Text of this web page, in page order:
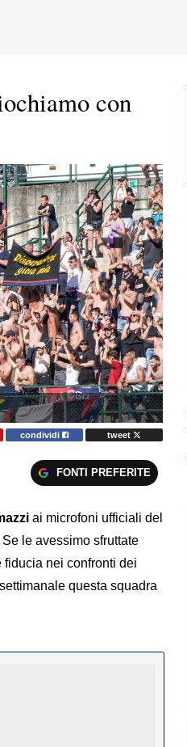
con
condividi tweet
FONTI PREFERITE
ai microfoni ufficiali del
le avessimo sfruttate
fiducia nei confronti dei
questa squadra